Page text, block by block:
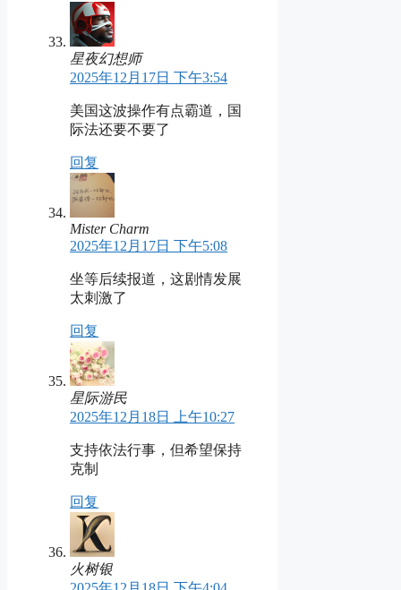
星夜幻想师
2025年12月17日 下午3:54
美国这波操作有点霸道，国
际法还要不要了
回复
Mister Charm
2025年12月17日 下午5:08
坐等后续报道，这剧情发展
太刺激了
回复
星际游民
2025年12月18日 上午10:27
支持依法行事，但希望保持
克制
回复
火树银